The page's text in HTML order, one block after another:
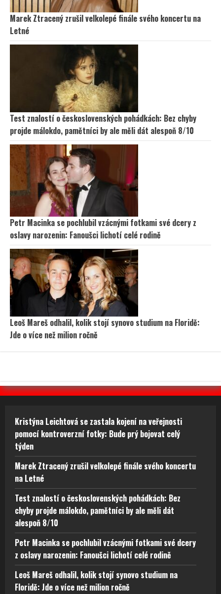
Marek Ztracený zrušil velkolepé finále svého koncertu na
Letné
Test znalostí o československých pohádkách: Bez chyby
projde málokdo, pamětníci by ale měli dát alespoň 8/10
Petr Macinka se pochlubil vzácnými fotkami své dcery z
oslavy narozenin: Fanoušci lichotí celé rodině
Leoš Mareš odhalil, kolik stojí synovo studium na Floridě:
Jde o více než milion ročně
Kristýna Leichtová se zastala kojení na veřejnosti
pomocí kontroverzní fotky: Bude prý bojovat celý
týden
Marek Ztracený zrušil velkolepé finále svého koncertu
na Letné
Test znalostí o československých pohádkách: Bez
chyby projde málokdo, pamětníci by ale měli dát
alespoň 8/10
Petr Macinka se pochlubil vzácnými fotkami své dcery
z oslavy narozenin: Fanoušci lichotí celé rodině
Leoš Mareš odhalil, kolik stojí synovo studium na
Floridě: Jde o více než milion ročně